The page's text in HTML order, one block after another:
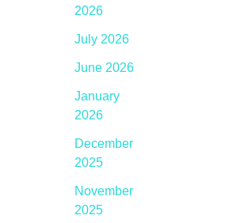
2026
July 2026
June 2026
January
2026
December
2025
November
2025